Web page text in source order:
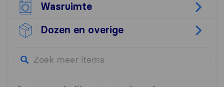
Wasruimte
Dozen en overige